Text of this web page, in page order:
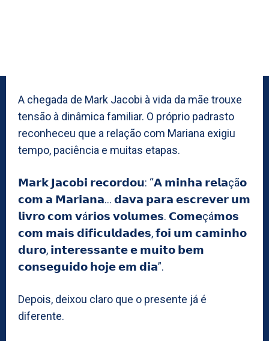
A chegada de Mark Jacobi à vida da mãe trouxe
tensão à dinâmica familiar. O próprio padrasto
reconheceu que a relação com Mariana exigiu
tempo, paciência e muitas etapas.
𝗠𝗮𝗿𝗸 𝗝𝗮𝗰𝗼𝗯𝗶 𝗿𝗲𝗰𝗼𝗿𝗱𝗼𝘂: “𝗔 𝗺𝗶𝗻𝗵𝗮 𝗿𝗲𝗹𝗮çã𝗼
𝗰𝗼𝗺 𝗮 𝗠𝗮𝗿𝗶𝗮𝗻𝗮… 𝗱𝗮𝘃𝗮 𝗽𝗮𝗿𝗮 𝗲𝘀𝗰𝗿𝗲𝘃𝗲𝗿 𝘂𝗺
𝗹𝗶𝘃𝗿𝗼 𝗰𝗼𝗺 𝘃á𝗿𝗶𝗼𝘀 𝘃𝗼𝗹𝘂𝗺𝗲𝘀. 𝗖𝗼𝗺𝗲çá𝗺𝗼𝘀
𝗰𝗼𝗺 𝗺𝗮𝗶𝘀 𝗱𝗶𝗳𝗶𝗰𝘂𝗹𝗱𝗮𝗱𝗲𝘀, 𝗳𝗼𝗶 𝘂𝗺 𝗰𝗮𝗺𝗶𝗻𝗵𝗼
𝗱𝘂𝗿𝗼, 𝗶𝗻𝘁𝗲𝗿𝗲𝘀𝘀𝗮𝗻𝘁𝗲 𝗲 𝗺𝘂𝗶𝘁𝗼 𝗯𝗲𝗺
𝗰𝗼𝗻𝘀𝗲𝗴𝘂𝗶𝗱𝗼 𝗵𝗼𝗷𝗲 𝗲𝗺 𝗱𝗶𝗮”.
Depois, deixou claro que o presente já é
diferente.